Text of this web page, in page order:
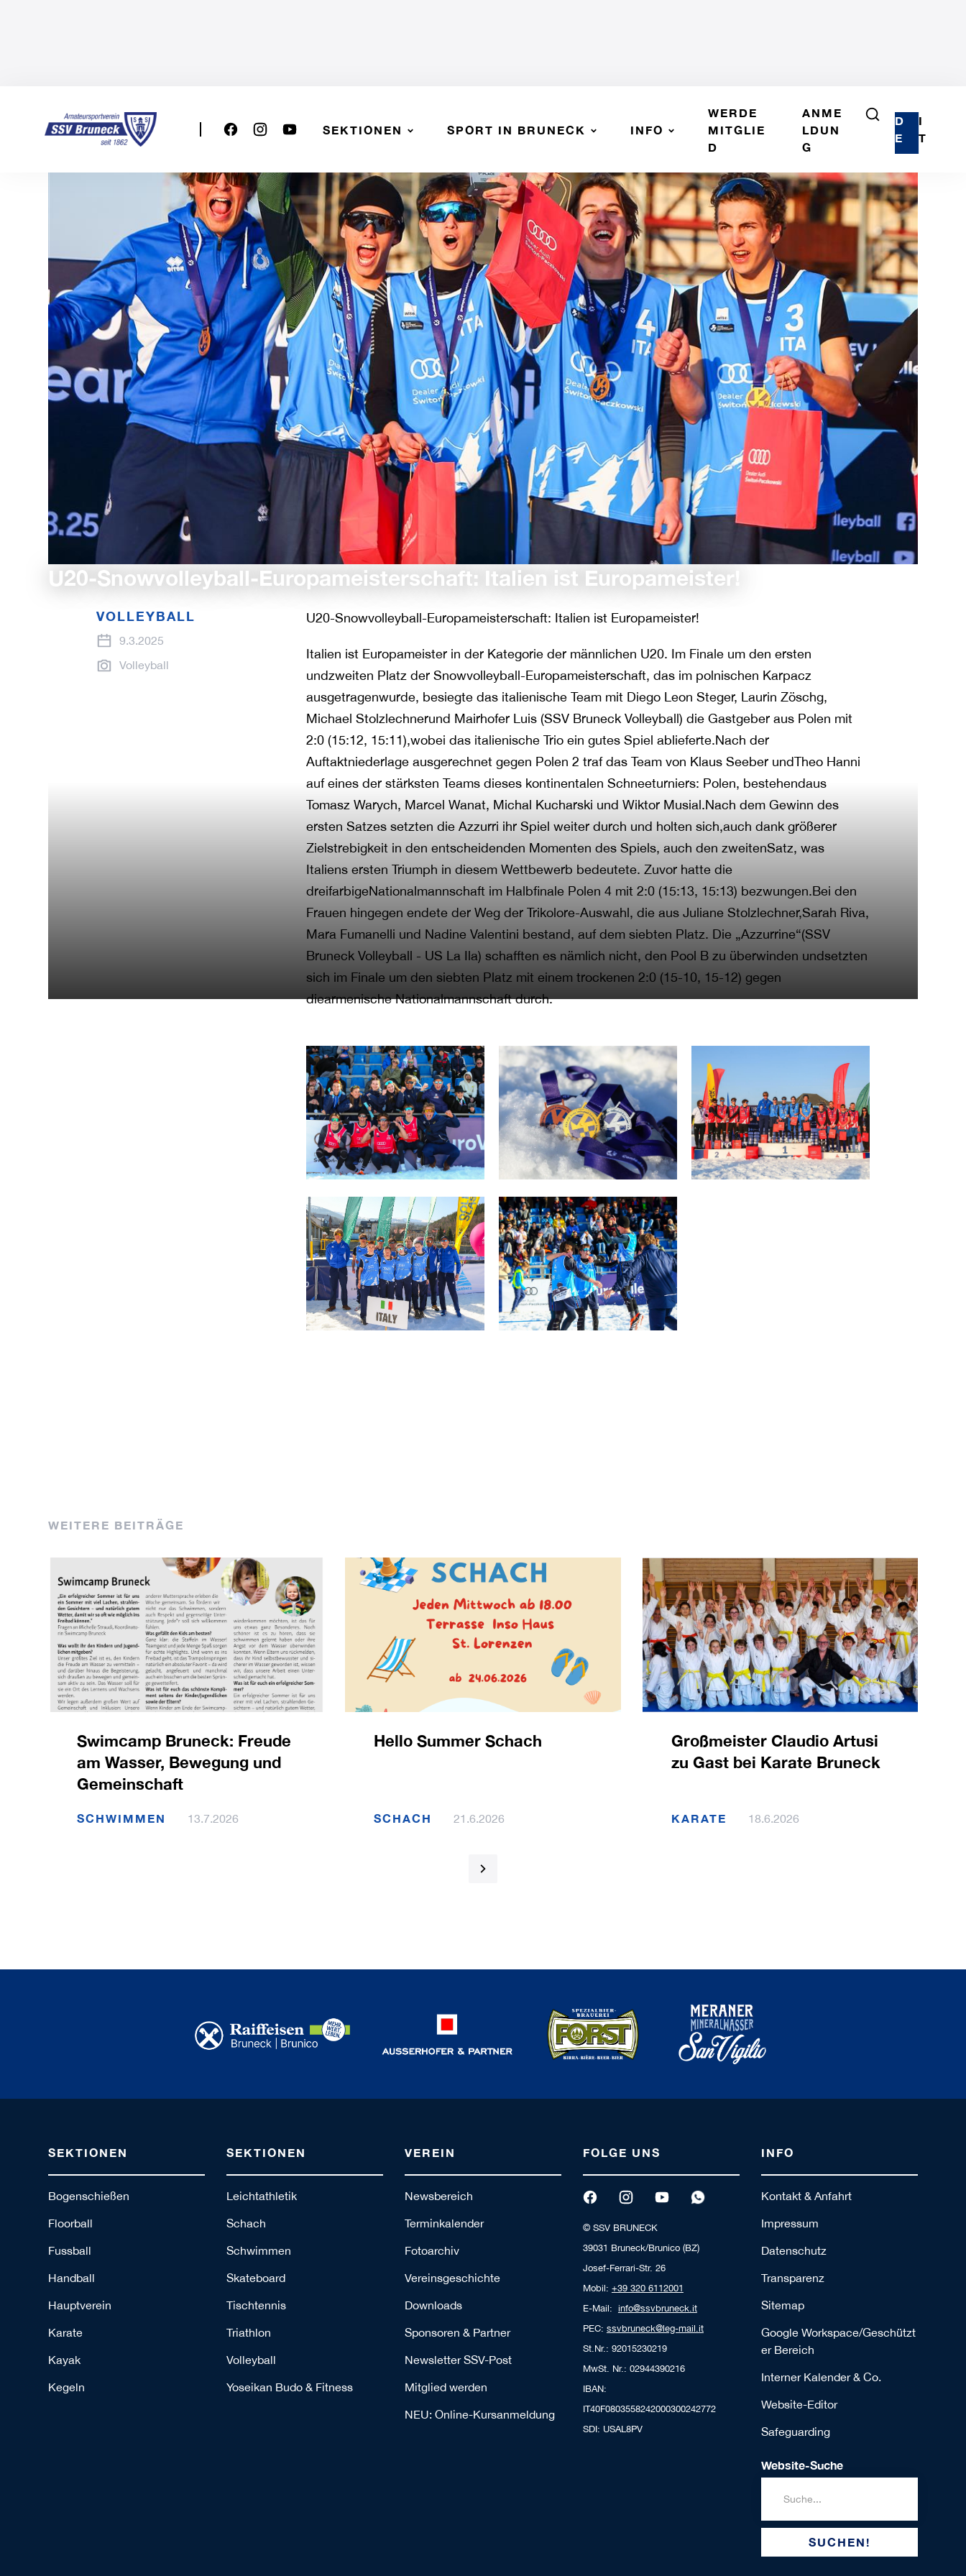
SEKTIONEN SPORT IN BRUNECK INFO
WERDE
MITGLIE
D
ANME
LDUN
G
D
E
I
T
U20-Snowvolleyball-Europameisterschaft: Italien ist Europameister!
VOLLEYBALL
9.3.2025
Volleyball
U20-Snowvolleyball-Europameisterschaft: Italien ist Europameister!
Italien ist Europameister in der Kategorie der männlichen U20. Im Finale um den ersten
undzweiten Platz der Snowvolleyball-Europameisterschaft, das im polnischen Karpacz
ausgetragenwurde, besiegte das italienische Team mit Diego Leon Steger, Laurin Zöschg,
Michael Stolzlechnerund Mairhofer Luis (SSV Bruneck Volleyball) die Gastgeber aus Polen mit
2:0 (15:12, 15:11),wobei das italienische Trio ein gutes Spiel ablieferte.Nach der
Auftaktniederlage ausgerechnet gegen Polen 2 traf das Team von Klaus Seeber undTheo Hanni
auf eines der stärksten Teams dieses kontinentalen Schneeturniers: Polen, bestehendaus
Tomasz Warych, Marcel Wanat, Michal Kucharski und Wiktor Musial.Nach dem Gewinn des
ersten Satzes setzten die Azzurri ihr Spiel weiter durch und holten sich,auch dank größerer
Zielstrebigkeit in den entscheidenden Momenten des Spiels, auch den zweitenSatz, was
Italiens ersten Triumph in diesem Wettbewerb bedeutete. Zuvor hatte die
dreifarbigeNationalmannschaft im Halbfinale Polen 4 mit 2:0 (15:13, 15:13) bezwungen.Bei den
Frauen hingegen endete der Weg der Trikolore-Auswahl, die aus Juliane Stolzlechner,Sarah Riva,
Mara Fumanelli und Nadine Valentini bestand, auf dem siebten Platz. Die „Azzurrine“(SSV
Bruneck Volleyball - US La Ila) schafften es nämlich nicht, den Pool B zu überwinden undsetzten
sich im Finale um den siebten Platz mit einem trockenen 2:0 (15-10, 15-12) gegen
diearmenische Nationalmannschaft durch.
WEITERE BEITRÄGE
Swimcamp Bruneck: Freude
am Wasser, Bewegung und
Gemeinschaft
SCHWIMMEN 13.7.2026
Hello Summer Schach
SCHACH 21.6.2026
Großmeister Claudio Artusi
zu Gast bei Karate Bruneck
KARATE 18.6.2026
1 / 120
SEKTIONEN
Bogenschießen
Floorball
Fussball
Handball
Hauptverein
Karate
Kayak
Kegeln
SEKTIONEN
Leichtathletik
Schach
Schwimmen
Skateboard
Tischtennis
Triathlon
Volleyball
Yoseikan Budo & Fitness
VEREIN
Newsbereich
Terminkalender
Fotoarchiv
Vereinsgeschichte
Downloads
Sponsoren & Partner
Newsletter SSV-Post
Mitglied werden
NEU: Online-Kursanmeldung
FOLGE UNS
© SSV BRUNECK
39031 Bruneck/Brunico (BZ)
Josef-Ferrari-Str. 26
Mobil: +39 320 6112001
E-Mail: info@ssvbruneck.it
PEC: ssvbruneck@leg-mail.it
St.Nr.: 92015230219
MwSt. Nr.: 02944390216
IBAN:
IT40F0803558242000300242772
SDI: USAL8PV
INFO
Kontakt & Anfahrt
Impressum
Datenschutz
Transparenz
Sitemap
Google Workspace/Geschützt
er Bereich
Interner Kalender & Co.
Website-Editor
Safeguarding
Website-Suche